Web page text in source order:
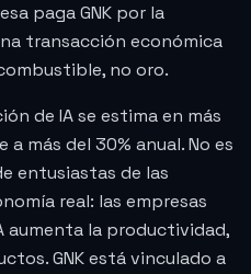
paga GNK por la
transacción económica
no oro.
de IA se estima en más
más del 30% anual. No es
entusiastas de las
real: las empresas
aumenta la productividad,
GNK está vinculado a